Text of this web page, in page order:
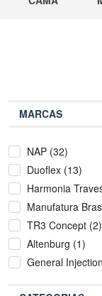
MARCAS
NAP (32)
Duoflex (13)
Harmonia
Manufatura
TR3 Concept (2)
Altenburg (1)
General